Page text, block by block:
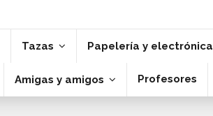
Tazas Papelería y electrónica
Amigas y amigos Profesores